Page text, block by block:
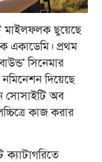
মাইলফলক ছুয়েছে
একাডেমি। প্রথম
সিনেমার
দিয়েছে
সোসাইটি অব
কাজ করার